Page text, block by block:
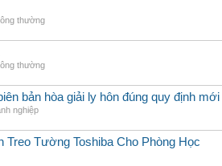
thường
thường
bản hòa giải ly hôn đúng quy định mới
nghiệp
Treo Tường Toshiba Cho Phòng Học